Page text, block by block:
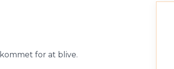
for at blive.